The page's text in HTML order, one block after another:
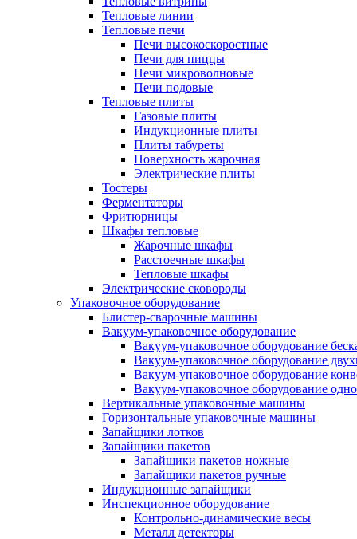
Тепловые линии
Тепловые печи
Печи высокоскоростные
Печи для пиццы
Печи микроволновые
Печи подовые
Тепловые плиты
Газовые плиты
Индукционные плиты
Плиты табуреты
Поверхность жарочная
Электрические плиты
Тостеры
Ферментаторы
Фритюрницы
Шкафы тепловые
Жарочные шкафы
Расстоечные шкафы
Тепловые шкафы
Электрические сковороды
Упаковочное оборудование
Блистер-сварочные машины
Вакуум-упаковочное оборудование
Вакуум-упаковочное оборудование
Вакуум-упаковочное оборудование
Вакуум-упаковочное оборудование
Вакуум-упаковочное оборудование
Вертикальные упаковочные машины
Горизонтальные упаковочные машины
Запайщики лотков
Запайщики пакетов
Запайщики пакетов ножные
Запайщики пакетов ручные
Индукционные запайщики
Инспекционное оборудование
Контрольно-динамические весы
Металл детекторы